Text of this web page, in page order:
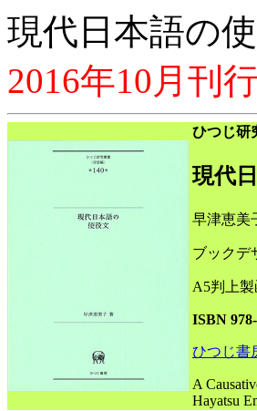
現代日本語の
2016年10月刊行
ひつじ研
現代
早津恵美
ブック
A5判上
ISBN
ひつじ書
A
Hayatsu